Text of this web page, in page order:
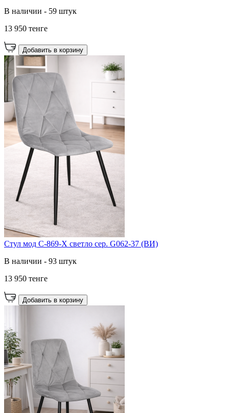
В наличии - 59 штук
13 950 тенге
Добавить в корзину
Cтул мод C-869-X светло сер. G062-37 (ВИ)
В наличии - 93 штук
13 950 тенге
Добавить в корзину